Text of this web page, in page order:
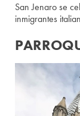
San Jenaro se
inmigrantes